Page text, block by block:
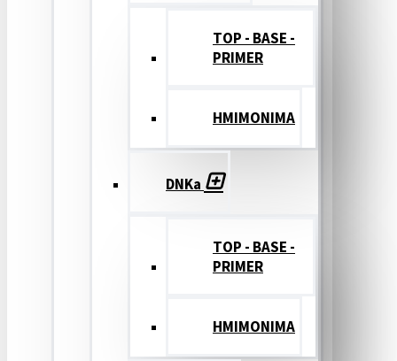
TOP - BASE -
PRIMER
ΗΜΙΜΟΝΙΜΑ
DNKa
TOP - BASE -
PRIMER
ΗΜΙΜΟΝΙΜΑ